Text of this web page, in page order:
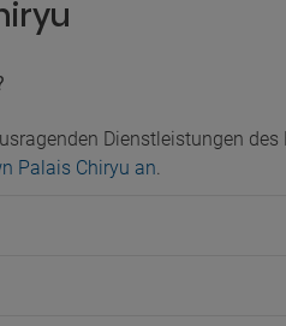
Dienstleistungen
Palais Chiryu an.